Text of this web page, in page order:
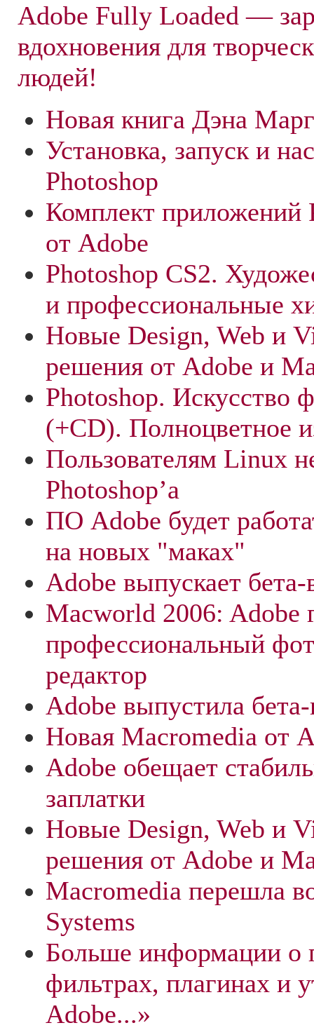
Adobe Fully Loaded —
вдохновения для
людей!
Новая книга Дэна
Установка, запуск и
Photoshop
Комплект приложений
от Adobe
Photoshop CS2.
и профессиональные
Новые Design, Web и
решения от Adobe и
Photoshop. Искусство
(+CD). Полноцветное
Пользователям Linux
Photoshop’а
ПО Adobe будет
на новых "маках"
Adobe выпускает
Macworld 2006: Adobe
профессиональный
редактор
Adobe выпустила
Новая Macromedia от
Adobe обещает
заплатки
Новые Design, Web и
решения от Adobe и
Macromedia перешла
Systems
Больше информации о
фильтрах, плагинах и
Adobe...»